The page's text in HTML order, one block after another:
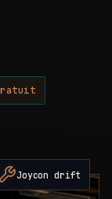
Joycon drift